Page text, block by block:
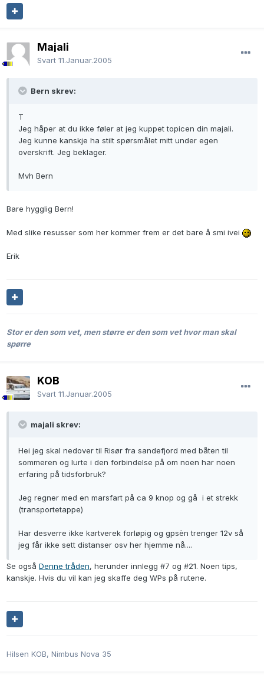
Majali
Svart 11.Januar.2005
Bern skrev:
T
Jeg håper at du ikke føler at jeg kuppet topicen din majali.
Jeg kunne kanskje ha stilt spørsmålet mitt under egen
overskrift. Jeg beklager.
Mvh Bern
Bare hygglig Bern!
Med slike resusser som her kommer frem er det bare å smi ivei
Erik
Stor er den som vet, men større er den som vet hvor man skal
spørre
KOB
Svart 11.Januar.2005
majali skrev:
Hei jeg skal nedover til Risør fra sandefjord med båten til
sommeren og lurte i den forbindelse på om noen har noen
erfaring på tidsforbruk?
Jeg regner med en marsfart på ca 9 knop og gå i et strekk
(transportetappe)
Har desverre ikke kartverek forløpig og gpsèn trenger 12v så
jeg får ikke sett distanser osv her hjemme nå....
Se også Denne tråden, herunder innlegg #7 og #21. Noen tips,
kanskje. Hvis du vil kan jeg skaffe deg WPs på rutene.
Hilsen KOB, Nimbus Nova 35